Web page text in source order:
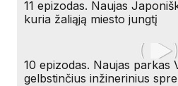
11 epizodas. Naujas
kuria žaliąją miesto jungtį
10 epizodas. Naujas parkas
gelbstinčius inžinerinius